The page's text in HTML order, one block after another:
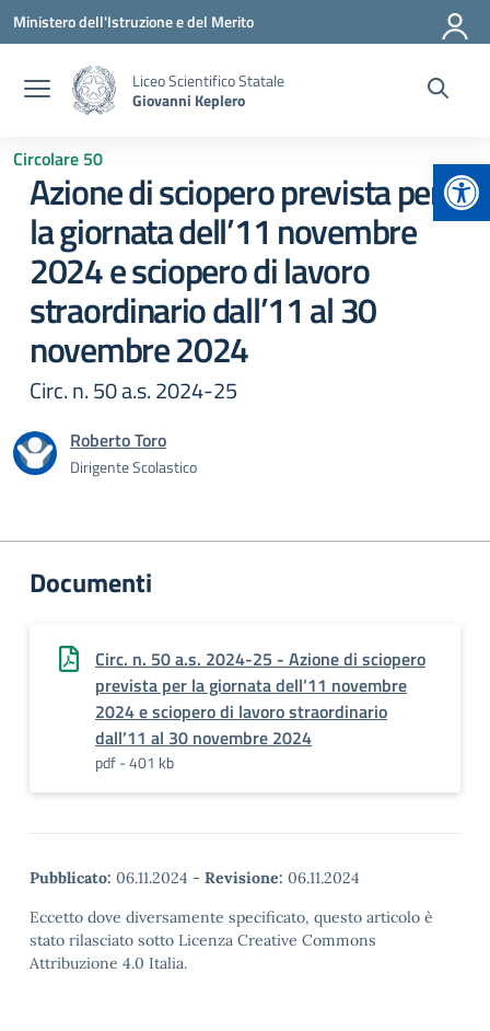
Vai ai contenuti
Vai al menu di navigazione
Vai al footer
Ministero dell'Istruzione e del Merito
Liceo Scientifico Statale
Giovanni Keplero
Circolare 50
Azione di sciopero prevista per
la giornata dell’11 novembre
2024 e sciopero di lavoro
straordinario dall’11 al 30
novembre 2024
Circ. n. 50 a.s. 2024-25
Roberto Toro
Dirigente Scolastico
Documenti
Circ. n. 50 a.s. 2024-25 - Azione di sciopero
prevista per la giornata dell’11 novembre
2024 e sciopero di lavoro straordinario
dall’11 al 30 novembre 2024
pdf - 401 kb
Pubblicato: 06.11.2024 - Revisione: 06.11.2024
Eccetto dove diversamente specificato, questo articolo è
stato rilasciato sotto Licenza Creative Commons
Attribuzione 4.0 Italia.